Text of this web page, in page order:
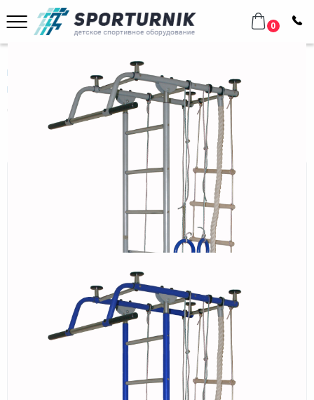
0
Главная Домашнее оборудование
Металлические
Крепыш
Детский спортивный комплекс Крепыш плюс Т
Детский спортивный комплекс